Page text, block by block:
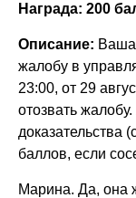
Награда: 200
Описание: Ваша
жалобу в
23:00, от 29
отозвать
доказательства
баллов, если
Марина. Да, она